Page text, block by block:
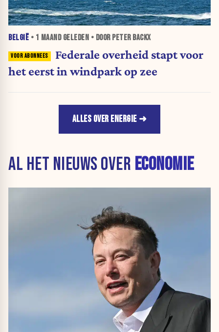
BELGIË • 1 MAANDGELEDEN • DOOR PETER BACKX
Federale overheid stapt voor
het eerst in windpark op zee
ALLES OVER ENERGIE
AL HET NIEUWS OVER ECONOMIE